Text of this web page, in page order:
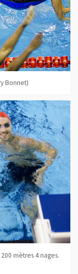
Bonnet)
mètres 4 nages.